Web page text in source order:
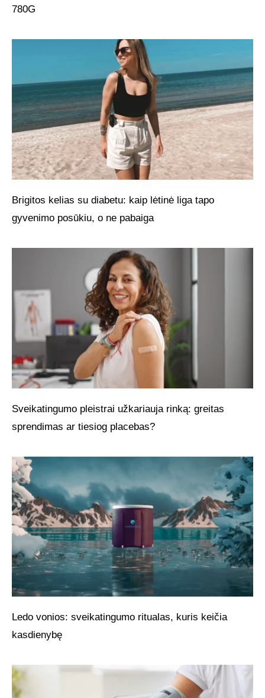
780G
Brigitos kelias su diabetu: kaip lėtinė liga tapo
gyvenimo posūkiu, o ne pabaiga
Sveikatingumo pleistrai užkariauja rinką: greitas
sprendimas ar tiesiog placebas?
Ledo vonios: sveikatingumo ritualas, kuris keičia
kasdienybę